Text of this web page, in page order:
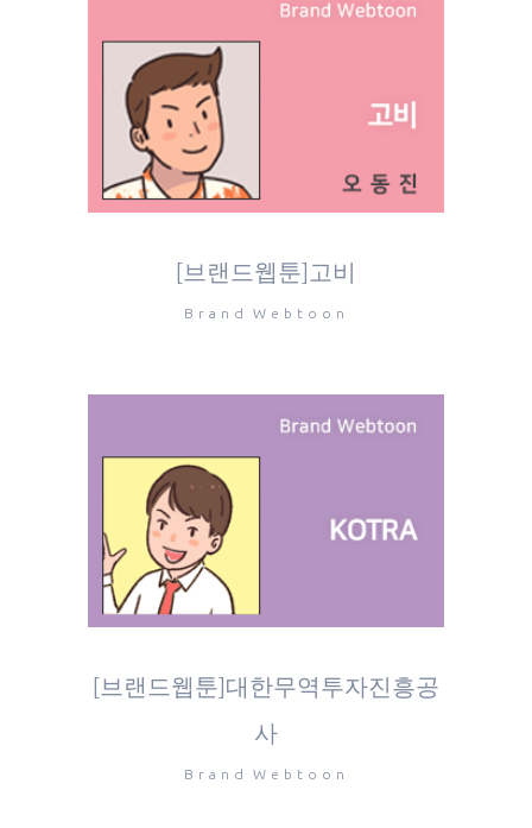
[브랜드웹툰]고비
Brand Webtoon
[브랜드웹툰]대한무역투자진흥공
사
Brand Webtoon